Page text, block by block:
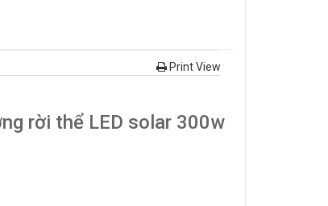
Print View
rời thể LED solar 300w